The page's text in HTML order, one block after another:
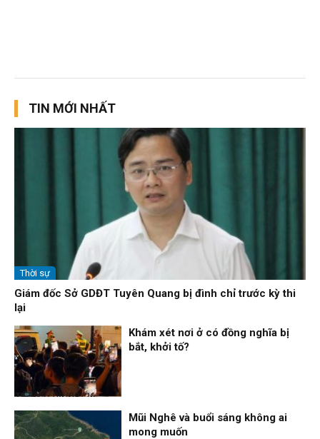
TIN MỚI NHẤT
Thời sự
Giám đốc Sở GDĐT Tuyên Quang bị đình chỉ trước kỳ thi
lại
Thời sự
09/08/26, 21:56
Khám xét nơi ở có đồng nghĩa bị
bắt, khởi tố?
Mũi Nghê và buổi sáng không ai
mong muốn